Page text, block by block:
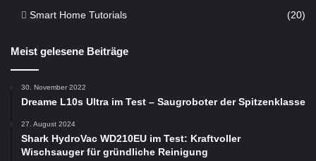
Smart Home Tutorials
(20)
Meist gelesene Beiträge
30. November 2022
Dreame L10s Ultra im Test – Saugroboter der Spitzenklasse
27. August 2024
Shark HydroVac WD210EU im Test: Kraftvoller
Wischsauger für gründliche Reinigung